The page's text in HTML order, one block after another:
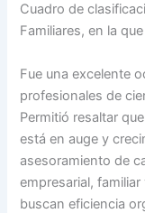
Cuadro de
Familiares, en la
Fue una excelente
profesionales de
Permitió resaltar
está en auge y
asesoramiento de
empresarial,
buscan eficiencia